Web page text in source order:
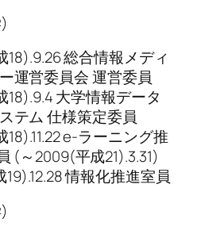
18).9.26 総合情報メディ
運営委員会 運営委員
18).9.4 大学情報データ
テム 仕様策定委員
e-ラーニング推
(～2009(平成21).3.31)
情報化推進室員